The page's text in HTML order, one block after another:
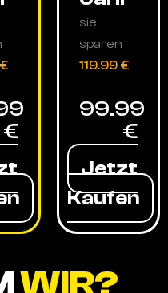
€
sie
sparen
119.99 €
99.99
€
Jetzt
Kaufen
WIR?